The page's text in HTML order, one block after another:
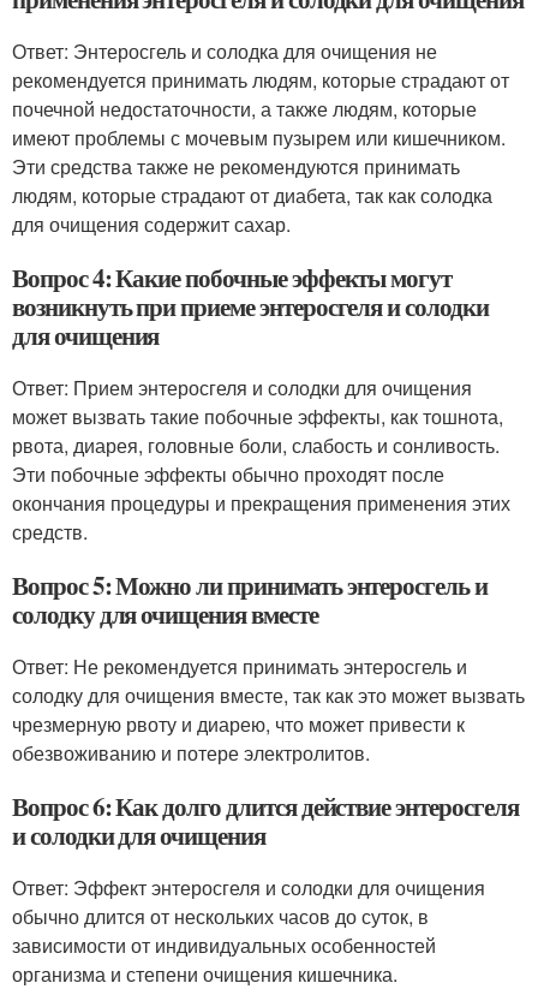
Ответ: Энтеросгель и солодка для очищения не
рекомендуется принимать людям, которые страдают от
почечной недостаточности, а также людям, которые
имеют проблемы с мочевым пузырем или кишечником.
Эти средства также не рекомендуются принимать
людям, которые страдают от диабета, так как солодка
для очищения содержит сахар.
Вопрос 4: Какие побочные эффекты могут
возникнуть при приеме энтеросгеля и солодки
для очищения
Ответ: Прием энтеросгеля и солодки для очищения
может вызвать такие побочные эффекты, как тошнота,
рвота, диарея, головные боли, слабость и сонливость.
Эти побочные эффекты обычно проходят после
окончания процедуры и прекращения применения этих
средств.
Вопрос 5: Можно ли принимать энтеросгель и
солодку для очищения вместе
Ответ: Не рекомендуется принимать энтеросгель и
солодку для очищения вместе, так как это может вызвать
чрезмерную рвоту и диарею, что может привести к
обезвоживанию и потере электролитов.
Вопрос 6: Как долго длится действие энтеросгеля
и солодки для очищения
Ответ: Эффект энтеросгеля и солодки для очищения
обычно длится от нескольких часов до суток, в
зависимости от индивидуальных особенностей
организма и степени очищения кишечника.